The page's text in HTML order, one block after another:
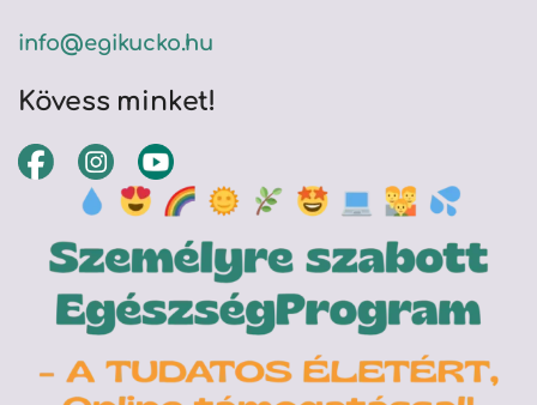
info@egikucko.hu
Kövess minket!